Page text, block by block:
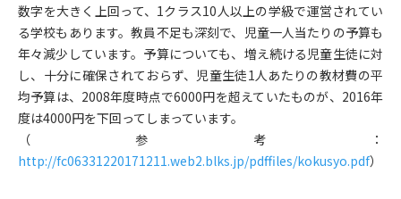
数字を大きく上回って、1クラス10人以上の学級で運営されてい
る学校もあります。教員不足も深刻で、児童一人当たりの予算も
年々減少しています。予算についても、増え続ける児童生徒に対
し、十分に確保されておらず、児童生徒1人あたりの教材費の平
均予算は、2008年度時点で6000円を超えていたものが、2016年
度は4000円を下回ってしまっています。
（参考：
http://fc06331220171211.web2.blks.jp/pdffiles/kokusyo.pdf）